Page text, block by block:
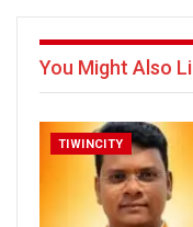
You Might Also
TIWINCITY